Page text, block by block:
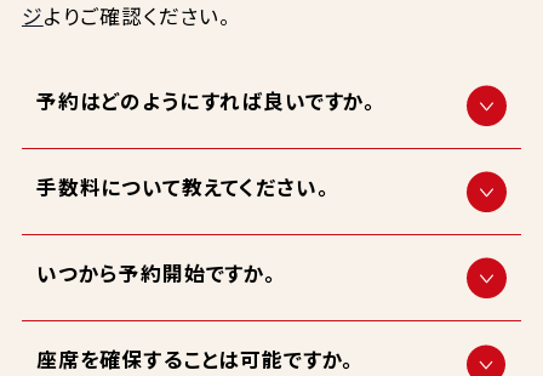
ジよりご確認ください。
予約はどのようにすれば良いですか。
手数料について教えてください。
いつから予約開始ですか。
座席を確保することは可能ですか。